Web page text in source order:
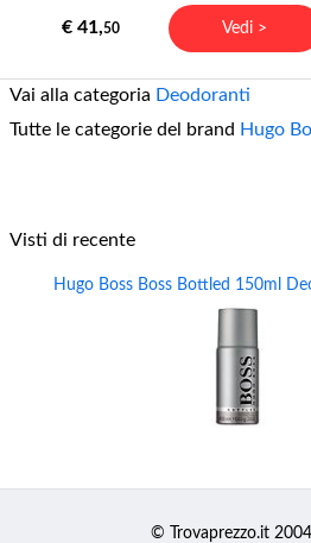
€ 41,50 Vedi >
Vai alla categoria Deodoranti
Tutte le categorie del brand Hugo
Visti di recente
Hugo Boss Boss Bottled 150ml
© Trovaprezzo.it